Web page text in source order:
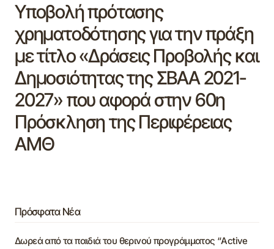
Υποβολή πρότασης
χρηματοδότησης για την πράξη
με τίτλο «Δράσεις Προβολής και
Δημοσιότητας της ΣΒΑΑ 2021-
2027» που αφορά στην 60η
Πρόσκληση της Περιφέρειας
ΑΜΘ
Πρόσφατα Νέα
Δωρεά από τα παιδιά του θερινού προγράμματος “Active